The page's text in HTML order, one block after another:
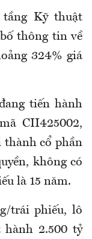
Kỹ thuật
thông tin về
324% giá
tiến hành
CII425002,
thành cổ phần
không có
là 15 năm.
trái phiếu, lô
2.500 tỷ